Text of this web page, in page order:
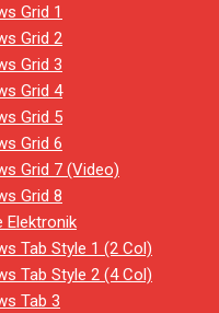
Grid 1
Grid 2
Grid 3
Grid 4
Grid 5
Grid 6
Grid 7 (Video)
Grid 8
Elektronik
Tab Style 1 (2 Col)
Tab Style 2 (4 Col)
Tab 3